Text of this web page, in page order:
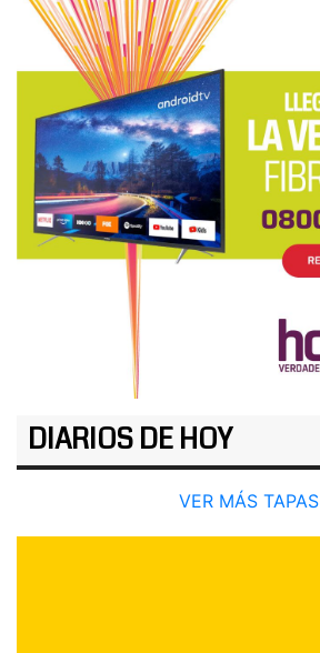
DIARIOS DE HOY
VER MÁS TAPAS